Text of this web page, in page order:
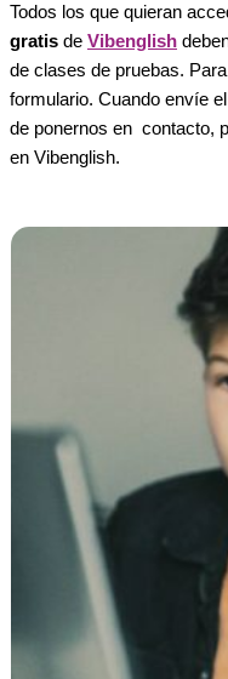
Todos los que quieran
gratis de Vibenglish
de clases de pruebas.
formulario. Cuando envíe
de ponernos en contacto,
en Vibenglish.